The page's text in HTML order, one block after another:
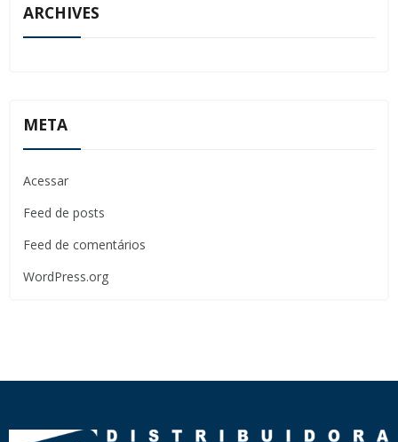
ARCHIVES
META
Acessar
Feed de posts
Feed de comentários
WordPress.org